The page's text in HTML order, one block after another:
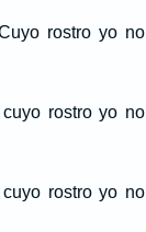
rostro yo no
rostro yo no
rostro yo no